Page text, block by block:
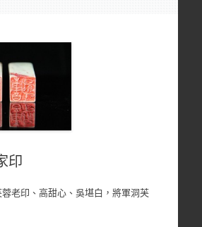
印
老印、高甜心、吳堪白，將軍洞芙